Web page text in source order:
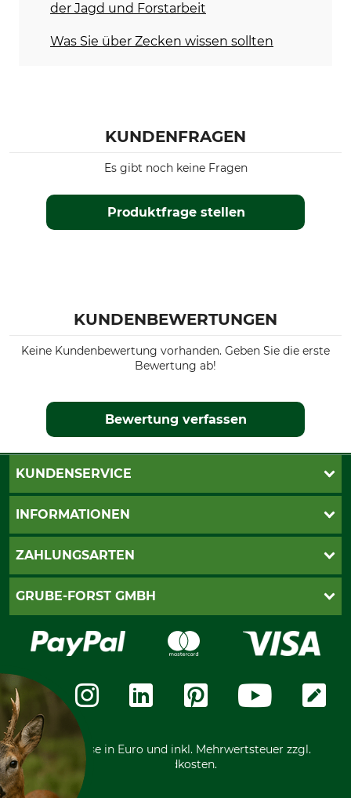
der Jagd und Forstarbeit
Was Sie über Zecken wissen sollten
KUNDENFRAGEN
Produktfrage stellen
Es gibt noch keine Fragen
KUNDENBEWERTUNGEN
Keine Kundenbewertung vorhanden. Geben Sie die erste
Bewertung ab!
Bewertung verfassen
KUNDENSERVICE
Katalogbestellung
INFORMATIONEN
AGB
Widerrufsformular
Zahlungsarten
ZAHLUNGSARTEN
PayPal
Rechnung
Vorkasse
GRUBE-FORST GMBH
Karriere
Über uns
Community
International
*Alle Preise in Euro und inkl. Mehrwertsteuer zzgl.
Versandkosten.